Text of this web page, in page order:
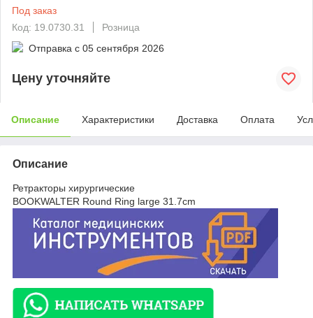
Под заказ
Код: 19.0730.31
Розница
Отправка с 05 сентября 2026
Цену уточняйте
Описание Характеристики Доставка Оплата
Описание
Ретракторы хирургические
BOOKWALTER Round Ring large 31.7cm